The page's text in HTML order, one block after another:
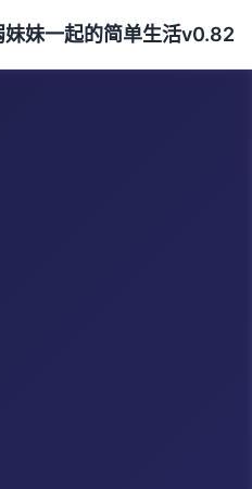
妹妹一起的简单生活v0.82